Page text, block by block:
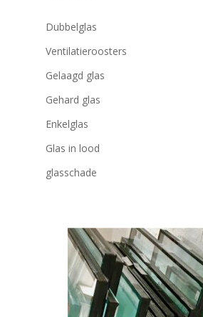
Dubbelglas
Ventilatieroosters
Gelaagd glas
Gehard glas
Enkelglas
Glas in lood
glasschade